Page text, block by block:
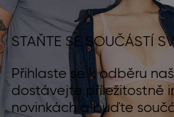
STAŇTE SE SOUČÁSTÍ
Přihlaste se k odběru
dostávejte příležitostně
novinkách a buďte